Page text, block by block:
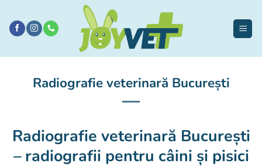
conținut
Radiografie veterinară București
Radiografie veterinară București
– radiografii pentru câini și pisici